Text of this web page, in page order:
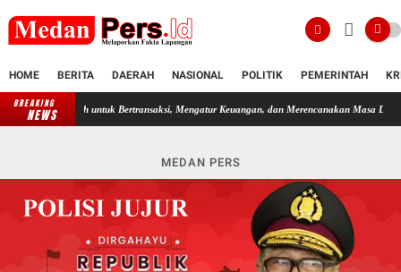
HOME BERITA DAERAH NASIONAL POLITIK PEMERINTAH
BREAKING
NEWSBNI Terus Berinovasi, wondr by BNI Jadi Andalan Jutaan Nasabah untuk
MEDAN PERS